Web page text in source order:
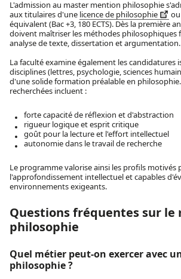
L'admission au master mention philosophie
aux titulaires d'une licence de philosophie
équivalent (Bac +3, 180 ECTS). Dès la première
doivent maîtriser les méthodes philosophiques
analyse de texte, dissertation et argumentation.
La faculté examine également les candidatures
disciplines (lettres, psychologie, sciences
d'une solide formation préalable en
recherchées incluent :
forte capacité de réflexion et d'abstraction
rigueur logique et esprit critique
goût pour la lecture et l'effort intellectuel
autonomie dans le travail de recherche
Le programme valorise ainsi les profils motivés
l'approfondissement intellectuel et capables
environnements exigeants.
Questions fréquentes sur le
philosophie
Quel métier peut-on exercer avec
philosophie ?